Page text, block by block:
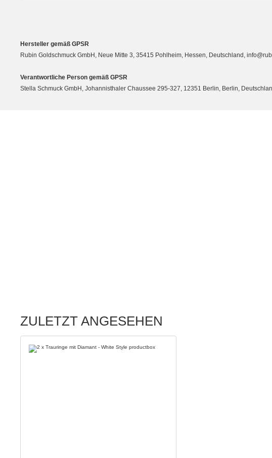
Hersteller gemäß GPSR
Rubin Goldschmuck GmbH, Neue Mitte 3, 35415 Pohlheim, Hessen, Deutschland,
Verantwortliche Person gemäß GPSR
Stella Schmuck GmbH, Johannisthaler Chaussee 295-327, 12351 Berlin, Berlin,
ZULETZT ANGESEHEN